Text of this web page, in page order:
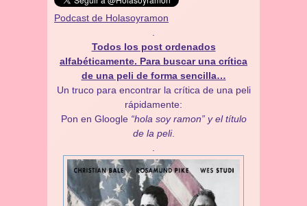
Podcast de Holasoyramon
Todos los post ordenados
alfabéticamente. Para buscar una crítica
de una peli de forma sencilla…
Un truco para encontrar la crítica de una peli
rápidamente:
Pon en Gloogle “hola soy ramon” y el título
de la peli.